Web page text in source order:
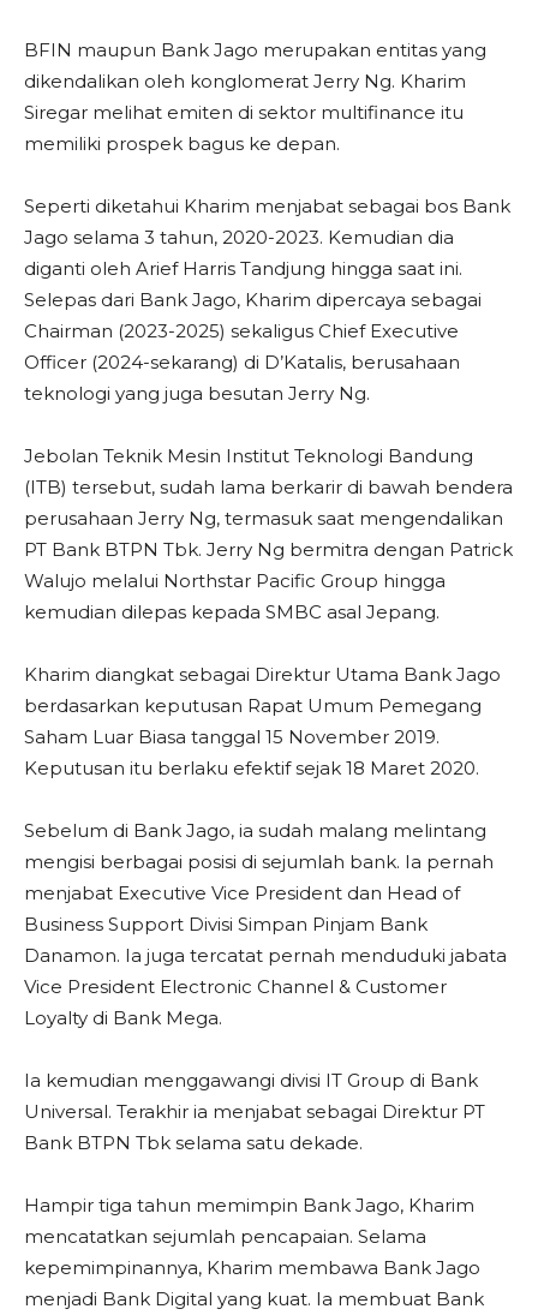
BFIN maupun Bank Jago merupakan entitas yang
dikendalikan oleh konglomerat Jerry Ng. Kharim
Siregar melihat emiten di sektor multifinance itu
memiliki prospek bagus ke depan.
Seperti diketahui Kharim menjabat sebagai bos Bank
Jago selama 3 tahun, 2020-2023. Kemudian dia
diganti oleh Arief Harris Tandjung hingga saat ini.
Selepas dari Bank Jago, Kharim dipercaya sebagai
Chairman (2023-2025) sekaligus Chief Executive
Officer (2024-sekarang) di D’Katalis, berusahaan
teknologi yang juga besutan Jerry Ng.
Jebolan Teknik Mesin Institut Teknologi Bandung
(ITB) tersebut, sudah lama berkarir di bawah bendera
perusahaan Jerry Ng, termasuk saat mengendalikan
PT Bank BTPN Tbk. Jerry Ng bermitra dengan Patrick
Walujo melalui Northstar Pacific Group hingga
kemudian dilepas kepada SMBC asal Jepang.
Kharim diangkat sebagai Direktur Utama Bank Jago
berdasarkan keputusan Rapat Umum Pemegang
Saham Luar Biasa tanggal 15 November 2019.
Keputusan itu berlaku efektif sejak 18 Maret 2020.
Sebelum di Bank Jago, ia sudah malang melintang
mengisi berbagai posisi di sejumlah bank. Ia pernah
menjabat Executive Vice President dan Head of
Business Support Divisi Simpan Pinjam Bank
Danamon. Ia juga tercatat pernah menduduki jabata
Vice President Electronic Channel & Customer
Loyalty di Bank Mega.
Ia kemudian menggawangi divisi IT Group di Bank
Universal. Terakhir ia menjabat sebagai Direktur PT
Bank BTPN Tbk selama satu dekade.
Hampir tiga tahun memimpin Bank Jago, Kharim
mencatatkan sejumlah pencapaian. Selama
kepemimpinannya, Kharim membawa Bank Jago
menjadi Bank Digital yang kuat. Ia membuat Bank